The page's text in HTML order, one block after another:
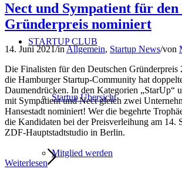
STARTUP CLUB
Startup Übersicht
Mitglied werden
Nect und Sympatient für den
Gründerpreis nominiert
14. Juni 2021/inAllgemein, Startup News/von
Die Finalisten für den Deutschen Gründerpreis
die Hamburger Startup-Community hat
Daumendrücken. In den Kategorien „StarUp“
mit Sympatient und Nect gleich zwei
Hansestadt nominiert! Wer die begehrte
die Kandidaten bei der Preisverleihung am 14.
ZDF-Hauptstadtstudio in Berlin.
Weiterlesen